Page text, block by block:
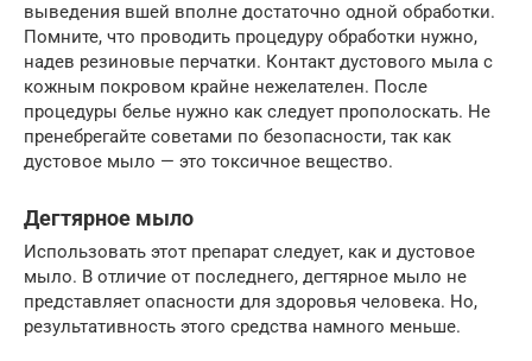
выведения вшей вполне достаточно одной обработки.
Помните, что проводить процедуру обработки нужно,
надев резиновые перчатки. Контакт дустового мыла с
кожным покровом крайне нежелателен. После
процедуры белье нужно как следует прополоскать. Не
пренебрегайте советами по безопасности, так как
дустовое мыло — это токсичное вещество.
Дегтярное мыло
Использовать этот препарат следует, как и дустовое
мыло. В отличие от последнего, дегтярное мыло не
представляет опасности для здоровья человека. Но,
результативность этого средства намного меньше.